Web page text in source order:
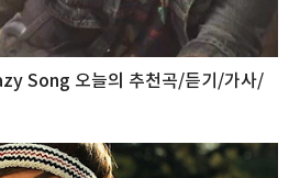
Song 오늘의 추천곡/듣기/가사/